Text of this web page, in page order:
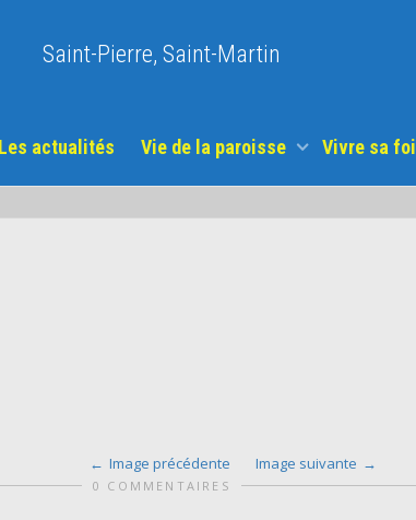
Saint-Pierre, Saint-Martin
Les actualités Vie de la paroisse Vivre sa foi
Image précédente Image suivante
0 COMMENTAIRES